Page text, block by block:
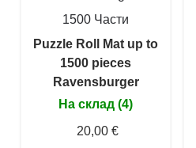
1500 Части
Puzzle Roll Mat up to
1500 pieces
Ravensburger
На склад (4)
20,00 €